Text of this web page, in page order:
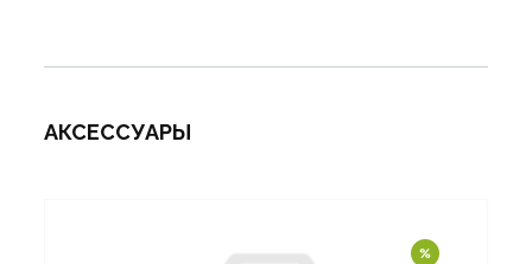
АКСЕССУАРЫ